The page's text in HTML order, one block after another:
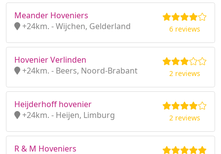
Meander Hoveniers
+24km. - Wijchen, Gelderland
6 reviews
Hovenier Verlinden
+24km. - Beers, Noord-Brabant
2 reviews
Heijderhoff hovenier
+24km. - Heijen, Limburg
2 reviews
R & M Hoveniers